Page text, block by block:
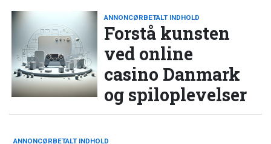
ANNONCØRBETALT INDHOLD
Forstå kunsten
ved online
casino Danmark
og spiloplevelser
ANNONCØRBETALT INDHOLD